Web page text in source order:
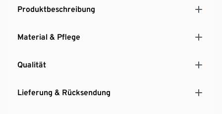
Produktbeschreibung
Material & Pflege
Qualität
Lieferung & Rücksendung